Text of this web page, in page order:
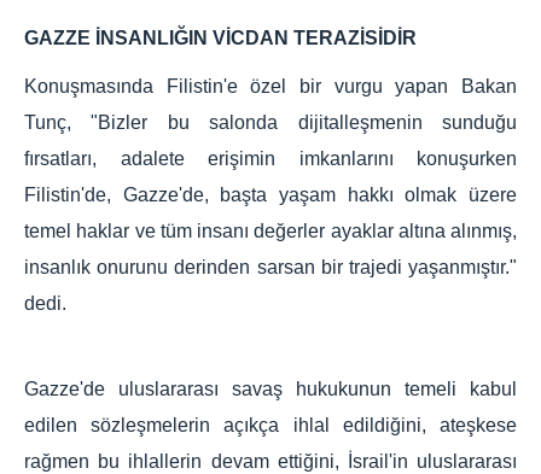
GAZZE İNSANLIĞIN VİCDAN TERAZİSİDİR
Konuşmasında Filistin'e özel bir vurgu yapan Bakan
Tunç, "Bizler bu salonda dijitalleşmenin sunduğu
fırsatları, adalete erişimin imkanlarını konuşurken
Filistin'de, Gazze'de, başta yaşam hakkı olmak üzere
temel haklar ve tüm insanı değerler ayaklar altına alınmış,
insanlık onurunu derinden sarsan bir trajedi yaşanmıştır."
dedi.
Gazze'de uluslararası savaş hukukunun temeli kabul
edilen sözleşmelerin açıkça ihlal edildiğini, ateşkese
rağmen bu ihlallerin devam ettiğini, İsrail'in uluslararası